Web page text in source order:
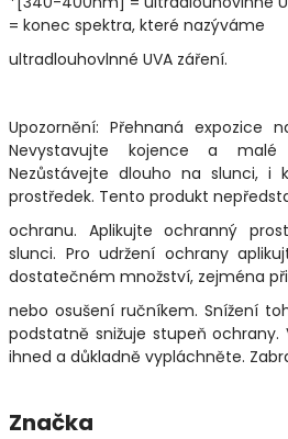
= konec spektra, které nazýváme
ultradlouhovlnné UVA záření.
Upozornění: Přehnaná expozice
Nevystavujte kojence a
Nezůstávejte dlouho na slunci, i
prostředek. Tento produkt
ochranu. Aplikujte ochranný
slunci. Pro udržení ochrany
dostatečném množství, zejména
nebo osušení ručníkem. Snížení
podstatně snižuje stupeň ochrany.
ihned a důkladně vypláchněte.
Značka